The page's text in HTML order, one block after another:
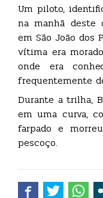
Um piloto,
na manhã deste
em São João dos
vítima era
onde era
frequentemente
Durante a trilha,
em uma curva,
farpado e
pescoço.